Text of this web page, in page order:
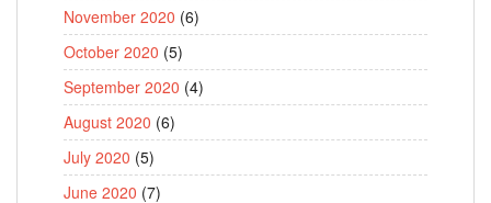
November 2020 (6)
October 2020 (5)
September 2020 (4)
August 2020 (6)
July 2020 (5)
June 2020 (7)